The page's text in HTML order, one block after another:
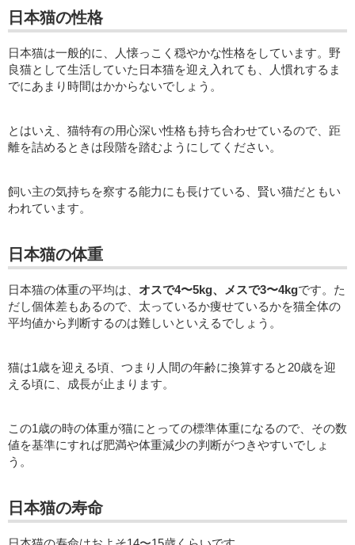
日本猫の性格
日本猫は一般的に、人懐っこく穏やかな性格をしています。野
良猫として生活していた日本猫を迎え入れても、人慣れするま
でにあまり時間はかからないでしょう。
とはいえ、猫特有の用心深い性格も持ち合わせているので、距
離を詰めるときは段階を踏むようにしてください。
飼い主の気持ちを察する能力にも長けている、賢い猫だともい
われています。
日本猫の体重
日本猫の体重の平均は、 オスで4〜5kg、メスで3〜4kgです。た
だし個体差もあるので、太っているか痩せているかを猫全体の
平均値から判断するのは難しいといえるでしょう。
猫は1歳を迎える頃、つまり人間の年齢に換算すると20歳を迎
える頃に、成長が止まります。
この1歳の時の体重が猫にとっての標準体重になるので、その数
値を基準にすれば肥満や体重減少の判断がつきやすいでしょ
う。
日本猫の寿命